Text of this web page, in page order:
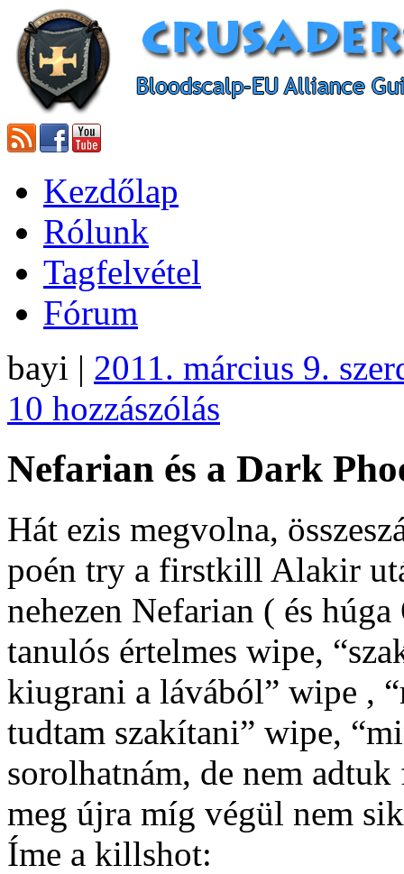
Kezdőlap
Rólunk
Tagfelvétel
Fórum
bayi | 2011. március 9.
10 hozzászólás
Nefarian és a Dark
Hát ezis megvolna,
poén try a firstkill Alakir
nehezen Nefarian ( és
tanulós értelmes wipe,
kiugrani a lávából” wipe ,
tudtam szakítani” wipe,
sorolhatnám, de nem
meg újra míg végül nem
Íme a killshot: